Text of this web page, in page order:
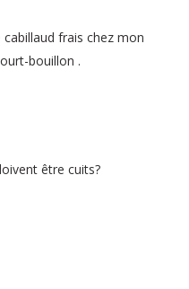
frais chez mon
bouillon .
être cuits?